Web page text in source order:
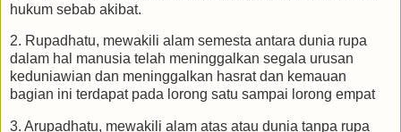
hukum sebab akibat.
2. Rupadhatu, mewakili alam semesta antara dunia rupa
dalam hal manusia telah meninggalkan segala urusan
keduniawian dan meninggalkan hasrat dan kemauan
bagian ini terdapat pada lorong satu sampai lorong empat
3. Arupadhatu, mewakili alam atas atau dunia tanpa rupa